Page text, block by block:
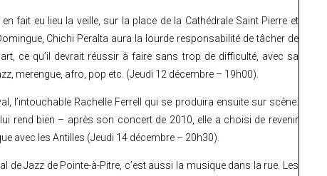
en fait eu lieu la veille, sur la place de la Cathédrale Saint Pierre et
Chichi Peralta aura la lourde responsabilité de tâcher de
ce qu’il devrait réussir à faire sans trop de difficulté, avec sa
merengue, afro, pop etc. (Jeudi 12 décembre – 19h00).
l’intouchable Rachelle Ferrell qui se produira ensuite sur scène.
rend bien – après son concert de 2010, elle a choisi de revenir
avec les Antilles (Jeudi 14 décembre – 20h30).
de Jazz de Pointe-à-Pitre, c’est aussi la musique dans la rue. Les